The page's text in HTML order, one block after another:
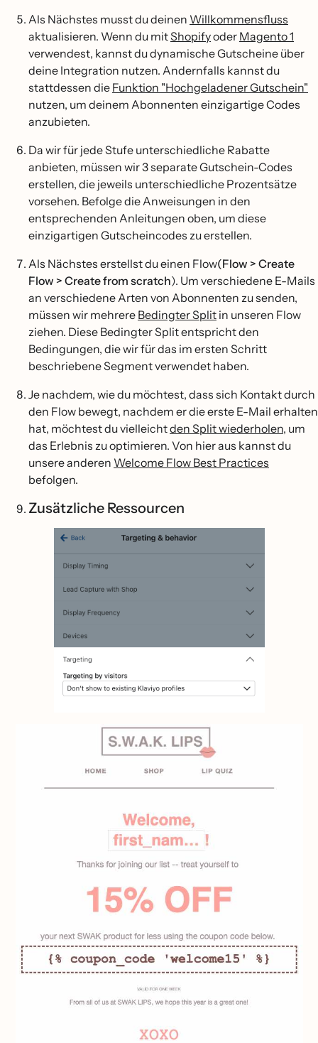
Als Nächstes musst du deinen Willkommensfluss
aktualisieren. Wenn du mitShopifyoder Magento 1
verwendest, kannst du dynamische Gutscheine über
deine Integration nutzen. Andernfalls kannst du
stattdessen die Funktion "Hochgeladener Gutschein"
nutzen, um deinem Abonnenten einzigartige Codes
anzubieten.
Da wir für jede Stufe unterschiedliche Rabatte
anbieten, müssen wir 3 separate Gutschein-Codes
erstellen, die jeweils unterschiedliche Prozentsätze
vorsehen. Befolge die Anweisungen in den
entsprechenden Anleitungen oben, um diese
einzigartigen Gutscheincodes zu erstellen.
Als Nächstes erstellst du einen Flow(Flow > Create
Flow > Create from scratch). Um verschiedene E-Mails
an verschiedene Arten von Abonnenten zu senden,
müssen wir mehrere Bedingter Split in unseren Flow
ziehen. Diese Bedingter Split entspricht den
Bedingungen, die wir für das im ersten Schritt
beschriebene Segment verwendet haben.
Je nachdem, wie du möchtest, dass sich Kontakt durch
den Flow bewegt, nachdem er die erste E-Mail erhalten
hat, möchtest du vielleichtden Split wiederholen, um
das Erlebnis zu optimieren. Von hier aus kannst du
unsere anderen Welcome Flow Best Practices
befolgen.
Zusätzliche Ressourcen